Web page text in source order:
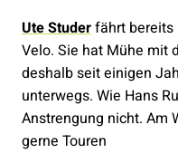
Ute Studerfährt bereits
Velo. Sie hat Mühe mit
deshalb seit einigen
unterwegs. Wie Hans
Anstrengung nicht. Am
gerne Touren